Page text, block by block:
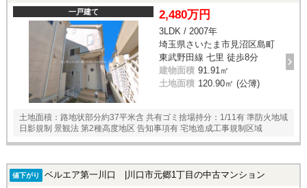
一戸建て 2,480万円
3LDK / 2007年
埼玉県さいたま市見沼区島町
東武野田線 七里 徒歩8分
建物面積 91.91㎡
土地面積 120.90㎡ (公簿)
土地面積：路地状部分約37平米含 共有ゴミ捨場持分：1/11有 準防火地域
日影規制 景観法 第2種高度地区 告知事項有 宅地造成工事規制区域
値下がり ベルエア第一川口 |川口市元郷1丁目の中古マンション